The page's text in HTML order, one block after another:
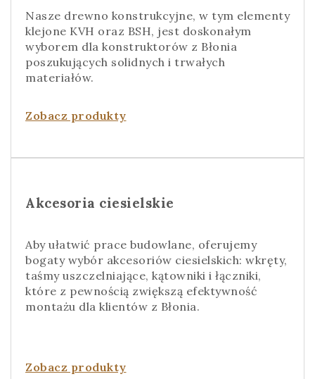
Nasze drewno konstrukcyjne, w tym elementy
klejone KVH oraz BSH, jest doskonałym
wyborem dla konstruktorów z Błonia
poszukujących solidnych i trwałych
materiałów.
Zobacz produkty
Akcesoria ciesielskie
Aby ułatwić prace budowlane, oferujemy
bogaty wybór akcesoriów ciesielskich: wkręty,
taśmy uszczelniające, kątowniki i łączniki,
które z pewnością zwiększą efektywność
montażu dla klientów z Błonia.
Zobacz produkty